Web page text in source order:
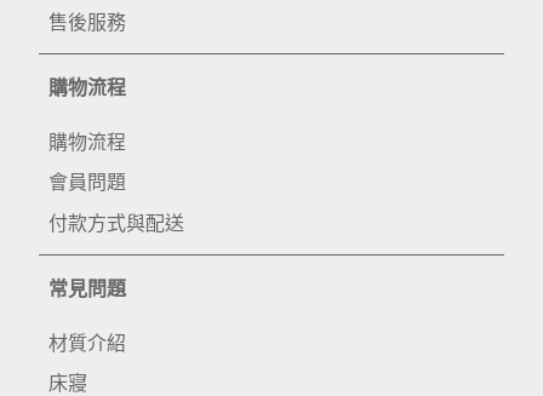
售後服務
購物流程
購物流程
會員問題
付款方式與配送
常見問題
材質介紹
床寢